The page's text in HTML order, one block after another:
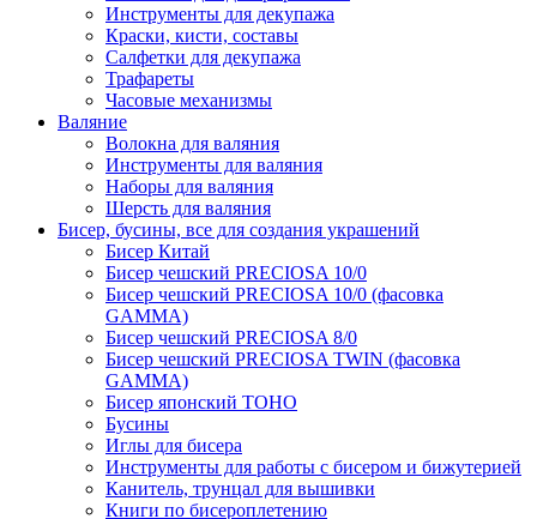
Инструменты для декупажа
Краски, кисти, составы
Салфетки для декупажа
Трафареты
Часовые механизмы
Валяние
Волокна для валяния
Инструменты для валяния
Наборы для валяния
Шерсть для валяния
Бисер, бусины, все для создания украшений
Бисер Китай
Бисер чешский PRECIOSA 10/0
Бисер чешский PRECIOSA 10/0 (фасовка
GAMMA)
Бисер чешский PRECIOSA 8/0
Бисер чешский PRECIOSA TWIN (фасовка
GAMMA)
Бисер японский TOHO
Бусины
Иглы для бисера
Инструменты для работы с бисером и бижутерией
Канитель, трунцал для вышивки
Книги по бисероплетению